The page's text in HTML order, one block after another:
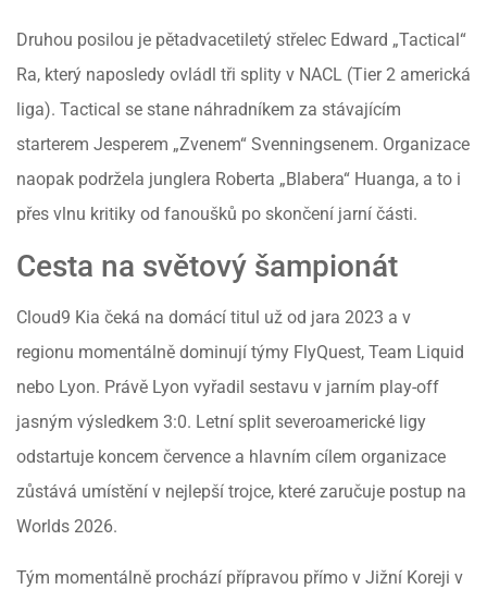
Druhou posilou je pětadvacetiletý střelec Edward „Tactical“
Ra, který naposledy ovládl tři splity v NACL (Tier 2 americká
liga). Tactical se stane náhradníkem za stávajícím
starterem Jesperem „Zvenem“ Svenningsenem. Organizace
naopak podržela junglera Roberta „Blabera“ Huanga, a to i
přes vlnu kritiky od fanoušků po skončení jarní části.
Cesta na světový šampionát
Cloud9 Kia čeká na domácí titul už od jara 2023 a v
regionu momentálně dominují týmy FlyQuest, Team Liquid
nebo Lyon. Právě Lyon vyřadil sestavu v jarním play-off
jasným výsledkem 3:0. Letní split severoamerické ligy
odstartuje koncem července a hlavním cílem organizace
zůstává umístění v nejlepší trojce, které zaručuje postup na
Worlds 2026.
Tým momentálně prochází přípravou přímo v Jižní Koreji v